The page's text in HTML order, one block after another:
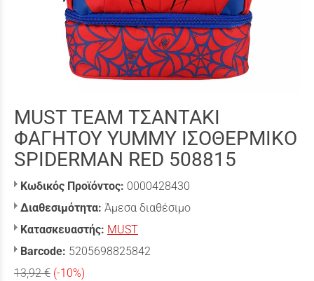
MUST TEAM ΤΣΑΝΤΑΚΙ
ΦΑΓΗΤΟΥ YUMMY ΙΣΟΘΕΡΜΙΚΟ
SPIDERMAN RED 508815
Κωδικός Προϊόντος: 0000428430
Διαθεσιμότητα: Άμεσα διαθέσιμο
Κατασκευαστής: MUST
Barcode: 5205698825842
13,92 € (-10%)